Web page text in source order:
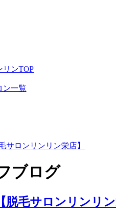
リンTOP
ン一覧
サロンリンリン栄店】
ブログ
脱毛サロンリンリ